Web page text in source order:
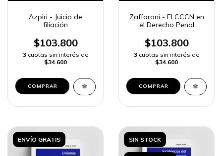
Azpiri - Juicio de
filiación
$103.800
3 cuotas sin interés de
$34.600
COMPRAR
Zaffaroni - El CCCN en
el Derecho Penal
$103.800
3 cuotas sin interés de
$34.600
COMPRAR
ENVÍO GRATIS SIN STOCK